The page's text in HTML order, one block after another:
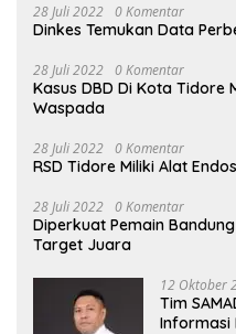
28 Juli 2022 0 Komentar
Dinkes Temukan Data
28 Juli 2022 0 Komentar
Kasus DBD Di Kota Tidore
Waspada
28 Juli 2022 0 Komentar
RSD Tidore Miliki Alat
28 Juli 2022 0 Komentar
Diperkuat Pemain
Target Juara
12 Oktober
Tim
Informasi